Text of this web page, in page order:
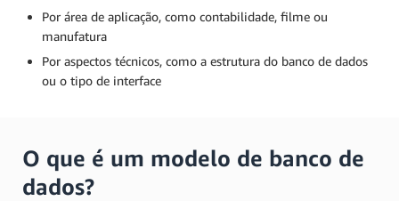
Por área de aplicação, como contabilidade, filme ou
manufatura
Por aspectos técnicos, como a estrutura do banco de dados
ou o tipo de interface
O que é um modelo de banco de
dados?